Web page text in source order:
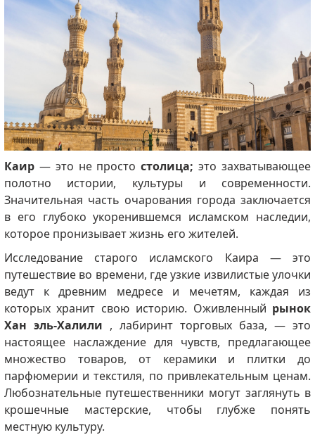
Каир— это не простостолица; это захватывающее
полотно истории, культуры и современности.
Значительная часть очарования города заключается
в его глубоко укоренившемся исламском наследии,
которое пронизывает жизнь его жителей.
Исследование старого исламского Каира — это
путешествие во времени, где узкие извилистые улочки
ведут к древним медресе и мечетям, каждая из
которых хранит свою историю. Оживленный рынок
Хан эль-Халили , лабиринт торговых база, — это
настоящее наслаждение для чувств, предлагающее
множество товаров, от керамики и плитки до
парфюмерии и текстиля, по привлекательным ценам.
Любознательные путешественники могут заглянуть в
крошечные мастерские, чтобы глубже понять
местную культуру.